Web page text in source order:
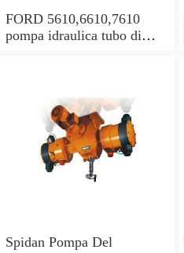
FORD 5610,6610,7610
pompa idraulica tubo di
Spidan Pompa Del